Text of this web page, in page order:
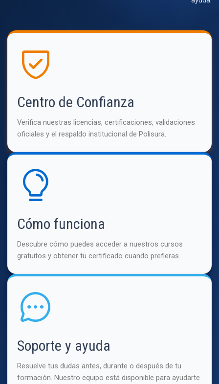
Centro de Confianza
Verifica nuestras licencias, certificaciones, validaciones
oficiales y el respaldo institucional de Polisura.
Cómo funciona
Descubre cómo puedes acceder a nuestros cursos
gratuitos y obtener tu certificado cuando prefieras.
Soporte y ayuda
Resuelve tus dudas antes, durante o después de tu
formación. Nuestro equipo está disponible para ayudarte